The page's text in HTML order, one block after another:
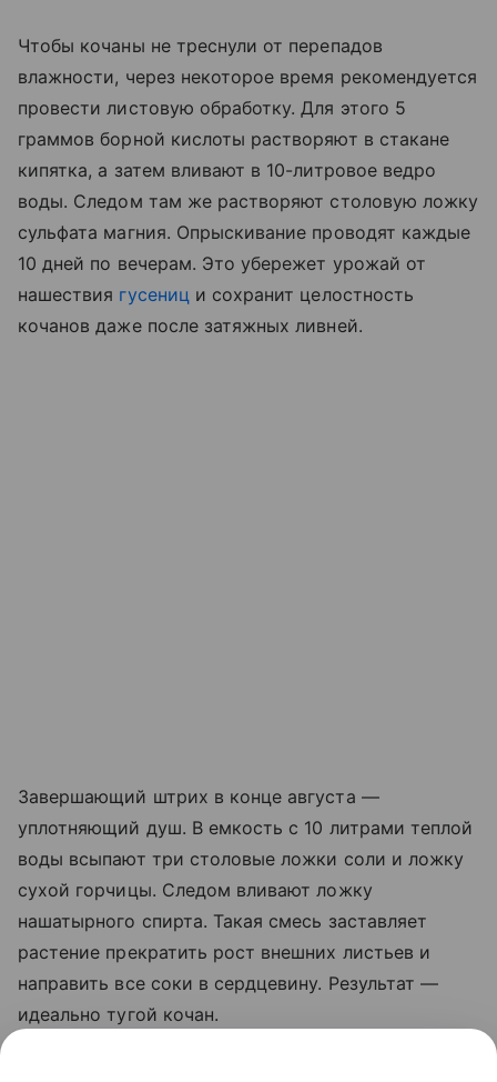
Чтобы кочаны не треснули от перепадов
влажности, через некоторое время рекомендуется
провести листовую обработку. Для этого 5
граммов борной кислоты растворяют в стакане
кипятка, а затем вливают в 10-литровое ведро
воды. Следом там же растворяют столовую ложку
сульфата магния. Опрыскивание проводят каждые
10 дней по вечерам. Это убережет урожай от
нашествия гусениц и сохранит целостность
кочанов даже после затяжных ливней.
Завершающий штрих в конце августа —
уплотняющий душ. В емкость с 10 литрами теплой
воды всыпают три столовые ложки соли и ложку
сухой горчицы. Следом вливают ложку
нашатырного спирта. Такая смесь заставляет
растение прекратить рост внешних листьев и
направить все соки в сердцевину. Результат —
идеально тугой кочан.